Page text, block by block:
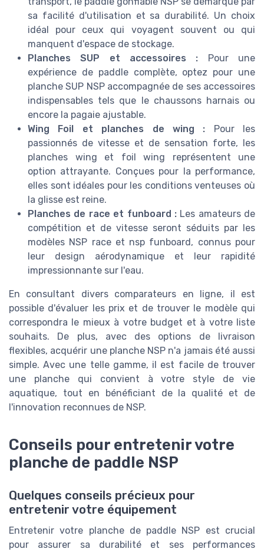
sa facilité d'utilisation et sa durabilité. Un choix
idéal pour ceux qui voyagent souvent ou qui
manquent d'espace de stockage.
Planches SUP et accessoires : Pour une
expérience de paddle complète, optez pour une
planche SUP NSP accompagnée de ses accessoires
indispensables tels que le chaussons harnais ou
encore la pagaie ajustable.
Wing Foil et planches de wing : Pour les
passionnés de vitesse et de sensation forte, les
planches wing et foil wing représentent une
option attrayante. Conçues pour la performance,
elles sont idéales pour les conditions venteuses où
la glisse est reine.
Planches de race et funboard :Les amateurs de
compétition et de vitesse seront séduits par les
modèles NSP race et nsp funboard, connus pour
leur design aérodynamique et leur rapidité
impressionnante sur l'eau.
En consultant divers comparateurs en ligne, il est
possible d'évaluer les prix et de trouver le modèle qui
correspondra le mieux à votre budget et à votre liste
souhaits. De plus, avec des options de livraison
flexibles, acquérir une planche NSP n'a jamais été aussi
simple. Avec une telle gamme, il est facile de trouver
une planche qui convient à votre style de vie
aquatique, tout en bénéficiant de la qualité et de
l'innovation reconnues de NSP.
Conseils pour entretenir votre
planche de paddle NSP
Quelques conseils précieux pour
entretenir votre équipement
Entretenir votre planche de paddle NSP est crucial
pour assurer sa durabilité et ses performances